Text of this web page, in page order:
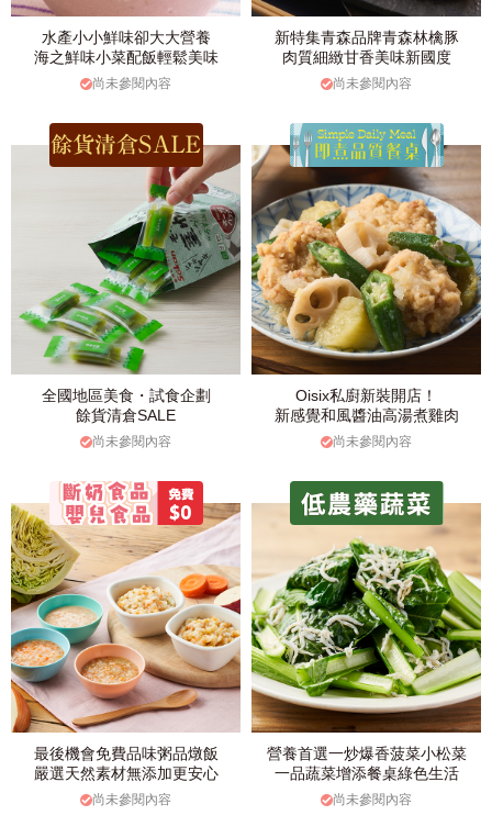
水產小小鮮味卻大大營養
海之鮮味小菜配飯輕鬆美味
尚未參閱內容
新特集青森品牌青森林檎豚
肉質細緻甘香美味新國度
尚未參閱內容
全國地區美食・試食企劃
餘貨清倉SALE
尚未參閱內容
Oisix私廚新裝開店！
新感覺和風醬油高湯煮雞肉
尚未參閱內容
最後機會免費品味粥品燉飯
嚴選天然素材無添加更安心
尚未參閱內容
營養首選一炒爆香菠菜小松菜
一品蔬菜增添餐桌綠色生活
尚未參閱內容